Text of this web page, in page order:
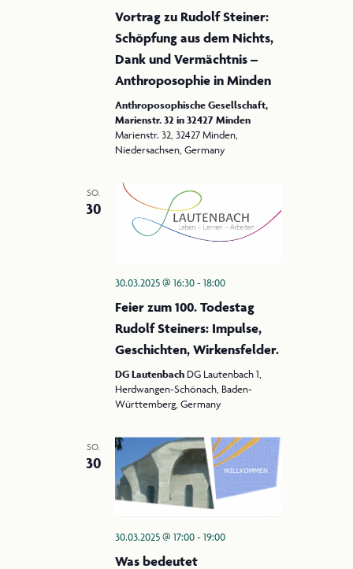
Vortrag zu Rudolf Steiner:
Schöpfung aus dem Nichts,
Dank und Vermächtnis –
Anthroposophie in Minden
Anthroposophische Gesellschaft,
Marienstr. 32 in 32427 Minden
Marienstr. 32, 32427 Minden,
Niedersachsen, Germany
SO.
30
30.03.2025 @ 16:30-18:00
Feier zum 100. Todestag
Rudolf Steiners: Impulse,
Geschichten, Wirkensfelder.
DG Lautenbach DG Lautenbach 1,
Herdwangen-Schönach, Baden-
Württemberg, Germany
SO.
30
30.03.2025 @ 17:00-19:00
Was bedeutet